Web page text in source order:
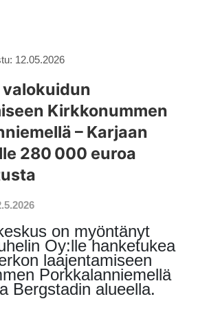
12.05.2026
valokuidun
Kirkkonummen
– Karjaan
280 000 euroa
on myöntänyt
Oy:lle hanketukea
laajentamiseen
Porkkalanniemellä
Bergstadin alueella.